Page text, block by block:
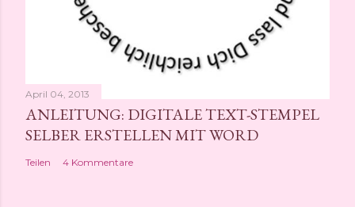
April 04, 2013
ANLEITUNG: DIGITALE TEXT-STEMPEL
SELBER ERSTELLEN MIT WORD
Teilen 4 Kommentare